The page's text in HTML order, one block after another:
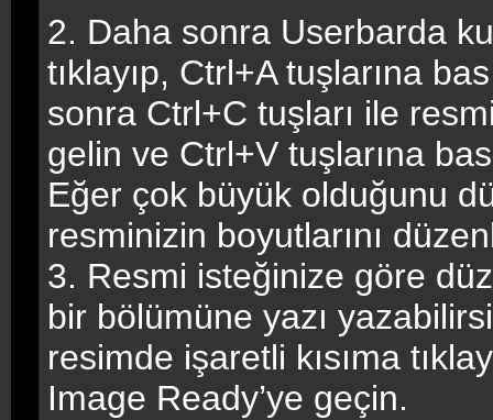
2. Daha sonra Userbarda
tıklayıp, Ctrl+A tuşlarına
sonra Ctrl+C tuşları ile
gelin ve Ctrl+V tuşlarına
Eğer çok büyük olduğunu
resminizin boyutlarını
3. Resmi isteğinize göre
bir bölümüne yazı
resimde işaretli kısıma
Image Ready’ye geçin.